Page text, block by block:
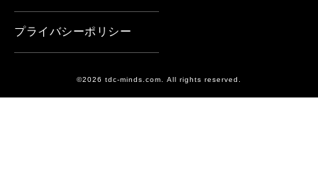
プライバシーポリシー
©2026 tdc-minds.com. All rights reserved.